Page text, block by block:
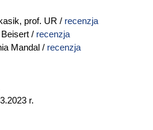
prof. UR / recenzja
/ recenzja
Mandal / recenzja
r.